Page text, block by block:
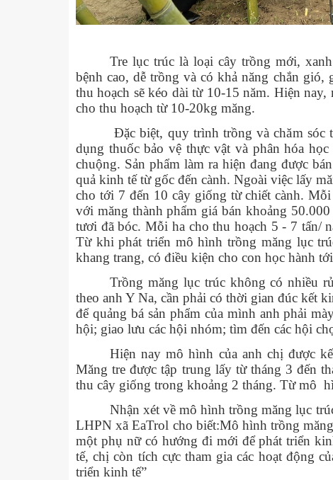
Tre lục trúc là loại cây trồng mới,
bệnh cao, dễ trồng và có khả năng chắn
thu hoạch sẽ kéo dài từ 10-15 năm. Hiện
cho thu hoạch từ 10-20kg măng.
Đặc biệt, quy trình trồng và chăm sóc
dụng thuốc bảo vệ thực vật và phân hóa
chuộng. Sản phẩm làm ra hiện đang được
quả kinh tế từ gốc đến cành. Ngoài việc lấy
cho tới 7 đến 10 cây giống từ chiết cành.
với măng thành phẩm giá bán khoảng
tươi đã bóc. Mỗi ha cho thu hoạch 5 - 7 tấn/
Từ khi phát triển mô hình trồng măng lục
khang trang, có điều kiện cho con học hành
Trồng măng lục trúc không có nhiều
theo anh Y Na, cần phải có thời gian đúc kết
để quảng bá sản phẩm của mình anh phải
hội; giao lưu các hội nhóm; tìm đến các hội
Hiện nay mô hình của anh chị được
Măng tre được tập trung lấy từ tháng 3 đến
thu cây giống trong khoảng 2 tháng. Từ mô
Nhận xét về mô hình trồng măng lục
LHPN xã EaTrol cho biết:Mô hình trồng
một phụ nữ có hướng đi mới để phát triển
tế, chị còn tích cực tham gia các hoạt động
triển kinh tế”